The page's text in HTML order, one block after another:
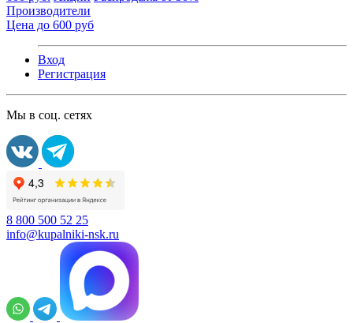
Производители
Цена до 600 руб
Вход
Регистрация
Мы в соц. сетях
8 800 500 52 25
info@kupalniki-nsk.ru